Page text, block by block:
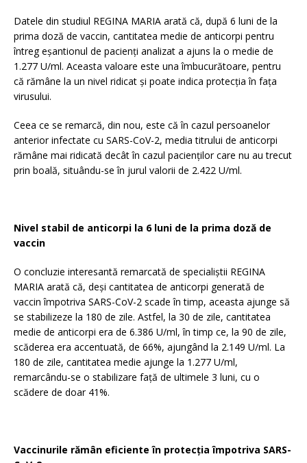
Datele din studiul REGINA MARIA arată că, după 6 luni de la
prima doză de vaccin, cantitatea medie de anticorpi pentru
întreg eșantionul de pacienți analizat a ajuns la o medie de
1.277 U/ml. Aceasta valoare este una îmbucurătoare, pentru
că rămâne la un nivel ridicat și poate indica protecția în fața
virusului.
Ceea ce se remarcă, din nou, este că în cazul persoanelor
anterior infectate cu SARS-CoV-2, media titrului de anticorpi
rămâne mai ridicată decât în cazul pacienților care nu au trecut
prin boală, situându-se în jurul valorii de 2.422 U/ml.
Nivel stabil de anticorpi la 6 luni de la prima doză de
vaccin
O concluzie interesantă remarcată de specialiștii REGINA
MARIA arată că, deși cantitatea de anticorpi generată de
vaccin împotriva SARS-CoV-2 scade în timp, aceasta ajunge să
se stabilizeze la 180 de zile. Astfel, la 30 de zile, cantitatea
medie de anticorpi era de 6.386 U/ml, în timp ce, la 90 de zile,
scăderea era accentuată, de 66%, ajungând la 2.149 U/ml. La
180 de zile, cantitatea medie ajunge la 1.277 U/ml,
remarcându-se o stabilizare față de ultimele 3 luni, cu o
scădere de doar 41%.
Vaccinurile rămân eficiente în protecția împotriva SARS-